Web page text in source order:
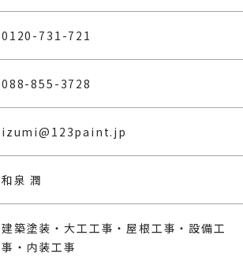
0120-731-721
088-855-3728
izumi@123paint.jp
和泉 潤
建築塗装・大工工事・屋根工事・設備工
事・内装工事